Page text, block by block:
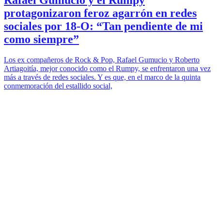
protagonizaron feroz agarrón en redes
sociales por 18-O: “Tan pendiente de mi
como siempre”
Los ex compañeros de Rock & Pop, Rafael Gumucio y Roberto
Artiagoitía, mejor conocido como el Rumpy, se enfrentaron una vez
más a través de redes sociales. Y es que, en el marco de la quinta
conmemoración del estallido social,